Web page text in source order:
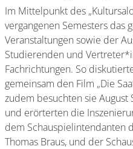
Im Mittelpunkt des
vergangenen Semesters das
Veranstaltungen sowie der
Studierenden und
Fachrichtungen. So
gemeinsam den Film „Die
zudem besuchten sie August
und erörterten die
dem Schauspielintendanten
Thomas Braus, und der